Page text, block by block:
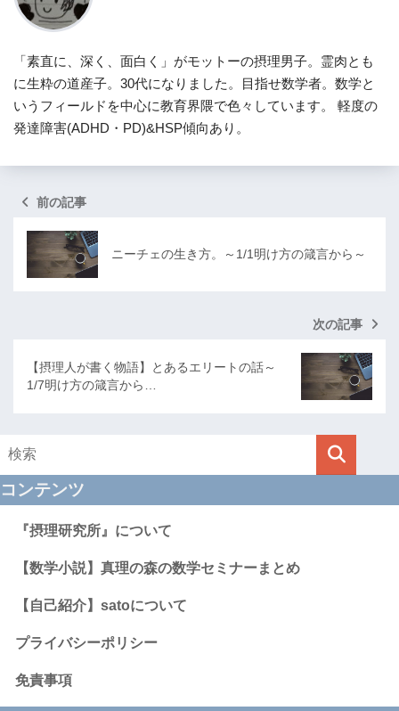
「素直に、深く、面白く」がモットーの摂理男子。霊肉とも
に生粋の道産子。30代になりました。目指せ数学者。数学と
いうフィールドを中心に教育界隈で色々しています。 軽度の
発達障害(ADHD・PD)&HSP傾向あり。
前の記事
ニーチェの生き方。～1/1明け方の箴言から～
次の記事
【摂理人が書く物語】とあるエリートの話～
1/7明け方の箴言から…
コンテンツ
『摂理研究所』について
【数学小説】真理の森の数学セミナーまとめ
【自己紹介】satoについて
プライバシーポリシー
免責事項